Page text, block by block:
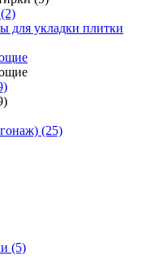
для укладки плитки
(25)
(5)